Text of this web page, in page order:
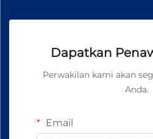
Dapatkan
Perwakilan kami akan
Anda.
Email